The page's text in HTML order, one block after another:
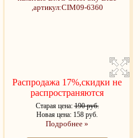
Распродажа 17%,скидки не
распространяются
Старая цена:190 руб.
Новая цена: 158 руб.
Подробнее »